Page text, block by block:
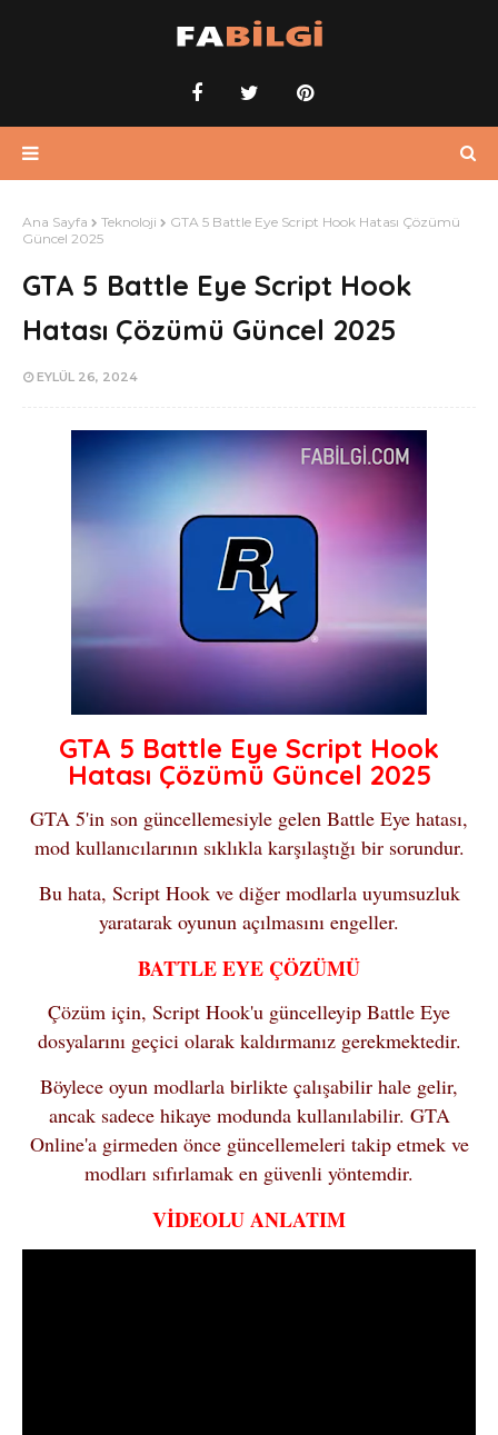
Ana Sayfa Teknoloji
GTA 5 Battle Eye Script Hook Hatası Çözümü
Güncel 2025
GTA 5 Battle Eye Script Hook
Hatası Çözümü Güncel 2025
EYLÜL 26, 2024
GTA 5 Battle Eye Script Hook
Hatası Çözümü Güncel 2025
GTA 5'in son güncellemesiyle gelen Battle Eye hatası,
mod kullanıcılarının sıklıkla karşılaştığı bir sorundur.
Bu hata, Script Hook ve diğer modlarla uyumsuzluk
yaratarak oyunun açılmasını engeller.
BATTLE EYE ÇÖZÜMÜ
Çözüm için, Script Hook'u güncelleyip Battle Eye
dosyalarını geçici olarak kaldırmanız gerekmektedir.
Böylece oyun modlarla birlikte çalışabilir hale gelir,
ancak sadece hikaye modunda kullanılabilir. GTA
Online'a girmeden önce güncellemeleri takip etmek ve
modları sıfırlamak en güvenli yöntemdir.
VİDEOLU ANLATIM